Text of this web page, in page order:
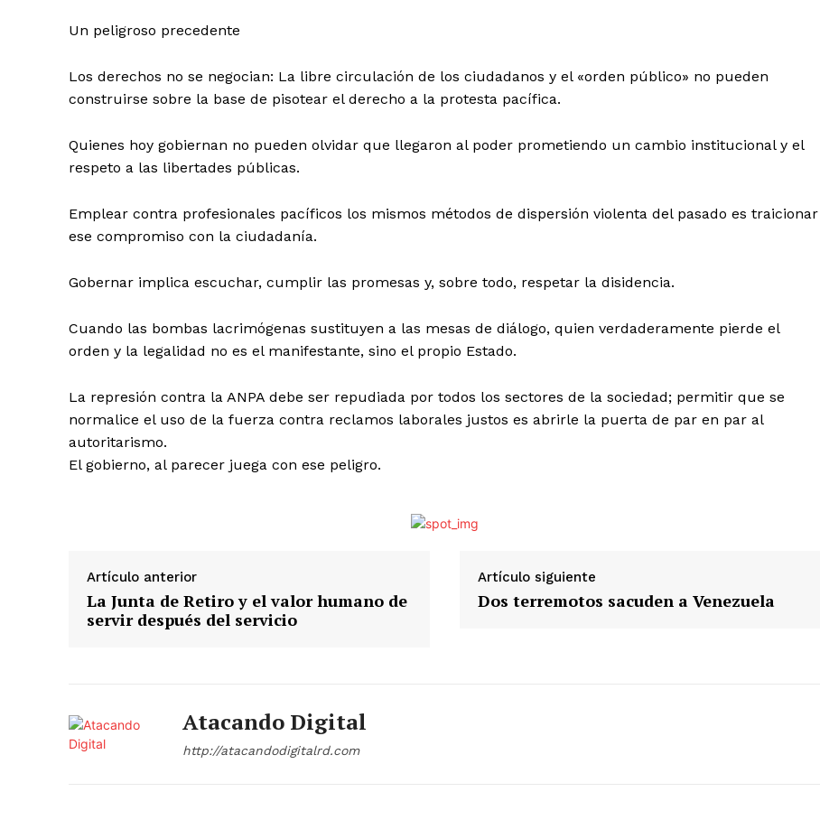
Un peligroso precedente
​Los derechos no se negocian: La libre circulación de los ciudadanos y el «orden público» no pueden
construirse sobre la base de pisotear el derecho a la protesta pacífica.
​Quienes hoy gobiernan no pueden olvidar que llegaron al poder prometiendo un cambio institucional y el
respeto a las libertades públicas.
Emplear contra profesionales pacíficos los mismos métodos de dispersión violenta del pasado es traicionar
ese compromiso con la ciudadanía.
​Gobernar implica escuchar, cumplir las promesas y, sobre todo, respetar la disidencia.
Cuando las bombas lacrimógenas sustituyen a las mesas de diálogo, quien verdaderamente pierde el
orden y la legalidad no es el manifestante, sino el propio Estado.
La represión contra la ANPA debe ser repudiada por todos los sectores de la sociedad; permitir que se
normalice el uso de la fuerza contra reclamos laborales justos es abrirle la puerta de par en par al
autoritarismo.
El gobierno, al parecer juega con ese peligro.
Artículo anterior
La Junta de Retiro y el valor humano de
servir después del servicio
Artículo siguiente
Dos terremotos sacuden a Venezuela
Atacando Digital
http://atacandodigitalrd.com